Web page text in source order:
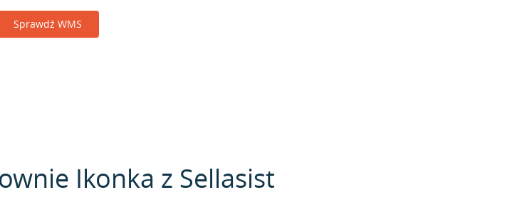
Sprawdź WMS
Ikonka z Sellasist